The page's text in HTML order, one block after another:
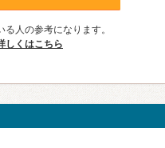
人の参考になります。
しくはこちら